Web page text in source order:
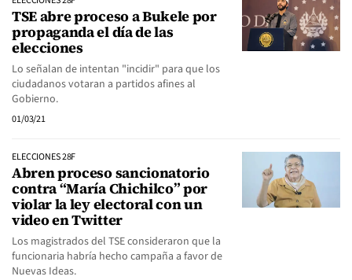
TSE abre proceso a Bukele por
propaganda el día de las
elecciones
Lo señalan de intentan "incidir" para que los
ciudadanos votaran a partidos afines al
Gobierno.
01/03/21
ELECCIONES 28F
Abren proceso sancionatorio
contra “María Chichilco” por
violar la ley electoral con un
video en Twitter
Los magistrados del TSE consideraron que la
funcionaria habría hecho campaña a favor de
Nuevas Ideas.